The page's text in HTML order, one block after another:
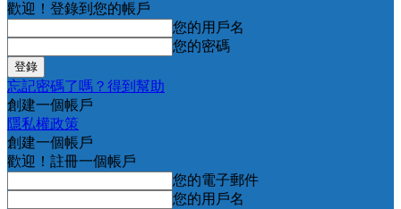
歡迎！登錄到您的帳戶
您的用戶名
您的密碼
忘記密碼了嗎？得到幫助
創建一個帳戶
隱私權政策
創建一個帳戶
歡迎！註冊一個帳戶
您的電子郵件
您的用戶名